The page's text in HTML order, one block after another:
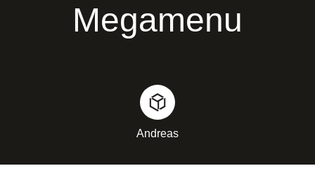
Megamenu
Andreas